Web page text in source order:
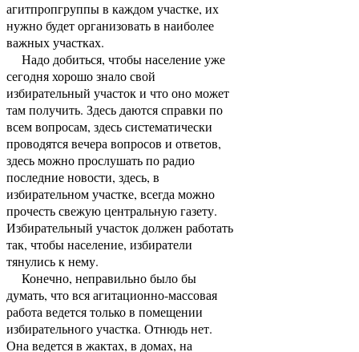
агитпропгруппы в каждом участке, их
нужно будет организовать в наиболее
важных участках.
Надо добиться, чтобы население уже
сегодня хорошо знало свой
избирательный участок и что оно может
там получить. Здесь даются справки по
всем вопросам, здесь систематически
проводятся вечера вопросов и ответов,
здесь можно прослушать по радио
последние новости, здесь, в
избирательном участке, всегда можно
прочесть свежую центральную газету.
Избирательный участок должен работать
так, чтобы население, избиратели
тянулись к нему.
Конечно, неправильно было бы
думать, что вся агитационно-массовая
работа ведется только в помещении
избирательного участка. Отнюдь нет.
Она ведется в жактах, в домах, на